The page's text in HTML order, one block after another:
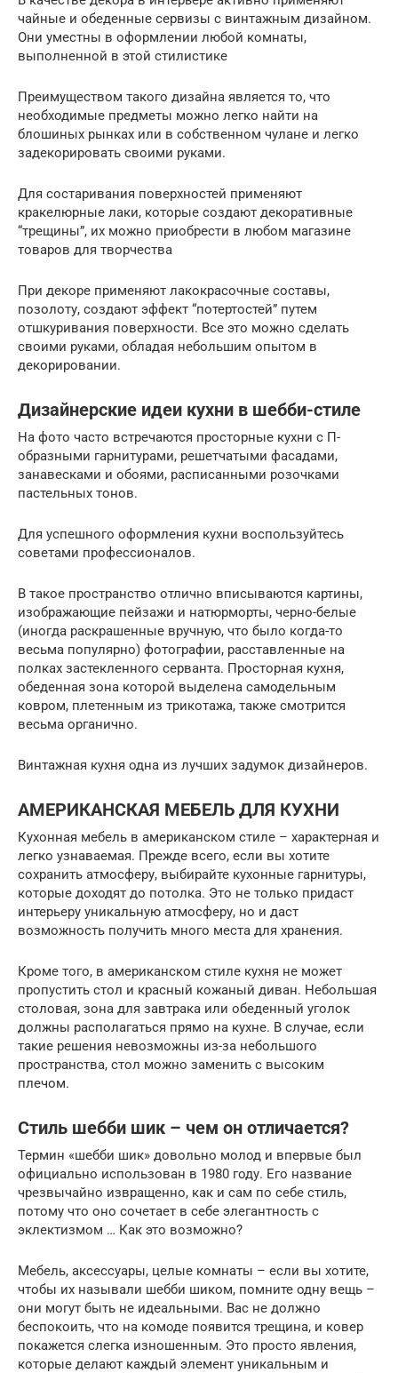
чайные и обеденные сервизы с винтажным дизайном.
Они уместны в оформлении любой комнаты,
выполненной в этой стилистике
Преимуществом такого дизайна является то, что
необходимые предметы можно легко найти на
блошиных рынках или в собственном чулане и легко
задекорировать своими руками.
Для состаривания поверхностей применяют
кракелюрные лаки, которые создают декоративные
“трещины”, их можно приобрести в любом магазине
товаров для творчества
При декоре применяют лакокрасочные составы,
позолоту, создают эффект “потертостей” путем
отшкуривания поверхности. Все это можно сделать
своими руками, обладая небольшим опытом в
декорировании.
Дизайнерские идеи кухни в шебби-стиле
На фото часто встречаются просторные кухни с П-
образными гарнитурами, решетчатыми фасадами,
занавесками и обоями, расписанными розочками
пастельных тонов.
Для успешного оформления кухни воспользуйтесь
советами профессионалов.
В такое пространство отлично вписываются картины,
изображающие пейзажи и натюрморты, черно-белые
(иногда раскрашенные вручную, что было когда-то
весьма популярно) фотографии, расставленные на
полках застекленного серванта. Просторная кухня,
обеденная зона которой выделена самодельным
ковром, плетенным из трикотажа, также смотрится
весьма органично.
Винтажная кухня одна из лучших задумок дизайнеров.
АМЕРИКАНСКАЯ МЕБЕЛЬ ДЛЯ КУХНИ
Кухонная мебель в американском стиле – характерная и
легко узнаваемая. Прежде всего, если вы хотите
сохранить атмосферу, выбирайте кухонные гарнитуры,
которые доходят до потолка. Это не только придаст
интерьеру уникальную атмосферу, но и даст
возможность получить много места для хранения.
Кроме того, в американском стиле кухня не может
пропустить стол и красный кожаный диван. Небольшая
столовая, зона для завтрака или обеденный уголок
должны располагаться прямо на кухне. В случае, если
такие решения невозможны из-за небольшого
пространства, стол можно заменить с высоким
плечом.
Стиль шебби шик – чем он отличается?
Термин «шебби шик» довольно молод и впервые был
официально использован в 1980 году. Его название
чрезвычайно извращенно, как и сам по себе стиль,
потому что оно сочетает в себе элегантность с
эклектизмом … Как это возможно?
Мебель, аксессуары, целые комнаты – если вы хотите,
чтобы их называли шебби шиком, помните одну вещь –
они могут быть не идеальными. Вас не должно
беспокоить, что на комоде появится трещина, и ковер
покажется слегка изношенным. Это просто явления,
которые делают каждый элемент уникальным и